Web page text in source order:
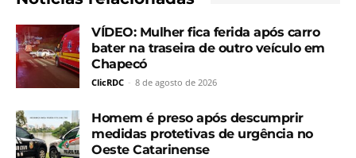
VÍDEO: Mulher fica ferida após carro
bater na traseira de outro veículo em
Chapecó
ClicRDC - 8 de agosto de 2026
Homem é preso após descumprir
medidas protetivas de urgência no
Oeste Catarinense